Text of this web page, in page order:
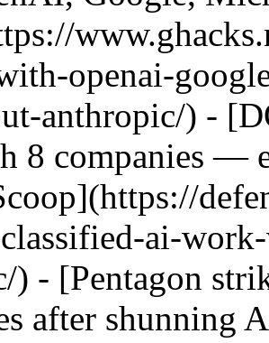
openai-
anthropic/) -
8 companies —
ai-
) - [Pentagon
after shunning